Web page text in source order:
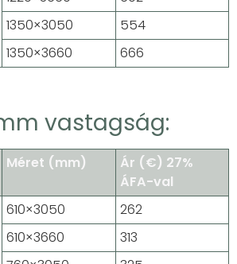
1350×3050
554
1350×3660
666
vastagság:
Méret (mm)
Ár (€) 27%
ÁFA-val
610×3050
262
610×3660
313